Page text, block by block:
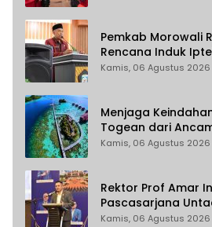
Pemkab Morowali
Rencana Induk
dan Inovasi Daerah
Kamis, 06 Agustus 2026
Menjaga
Togean dari
Kamis, 06 Agustus 2026
Rektor Prof Amar
Pascasarjana
Akal Imitasi
Kamis, 06 Agustus 2026